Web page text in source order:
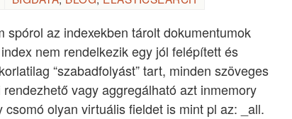
az indexekben tárolt dokumentumok
nem rendelkezik egy jól felépített és
“szabadfolyást” tart, minden szöveges
vagy aggregálható azt inmemory
olyan virtuális fieldet is mint pl az: _all.